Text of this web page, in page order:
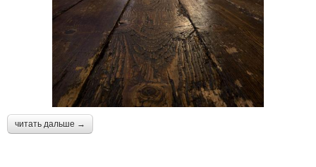
читать дальше →